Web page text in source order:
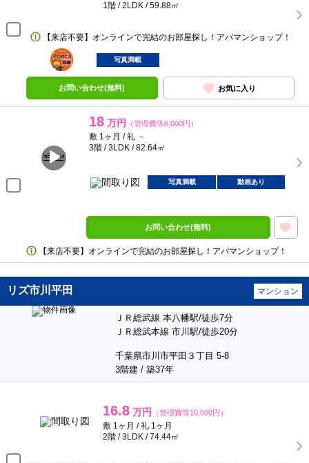
1階 / 2LDK / 59.88㎡
【来店不要】オンラインで完結のお部屋探し！アパマンショップ！
ポンタ
部屋
写真満載
お問い合わせ(無料) お気に入り
18 万円 （管理費等8,000円）
敷 1ヶ月 / 礼 －
3階 / 3LDK / 82.64㎡
写真満載 動画あり
お問い合わせ(無料)
【来店不要】オンラインで完結のお部屋探し！アパマンショップ！
リズ市川平田 マンション
ＪＲ総武線 本八幡駅/徒歩7分
ＪＲ総武本線 市川駅/徒歩20分
千葉県市川市平田３丁目 5-8
3階建 / 築37年
16.8 万円 （管理費等10,000円）
敷 1ヶ月 / 礼 1ヶ月
2階 / 3LDK / 74.44㎡